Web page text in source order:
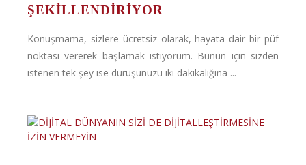
ŞEKILLENDIRIYOR
Konuşmama, sizlere ücretsiz olarak, hayata dair bir püf
noktası vererek başlamak istiyorum. Bunun için sizden
istenen tek şey ise duruşunuzu iki dakikalığına ...